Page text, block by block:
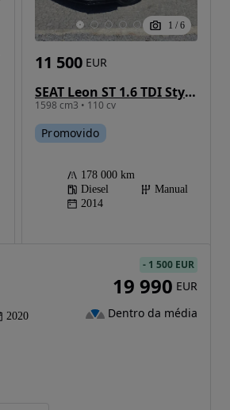
1 / 6
SEAT Leon ST 1.6 TDI Style Ecomotive
1598 cm3 • 110 cv
11 500 EUR
Promovido
178 000 km
Diesel
Manual
2014
2020
- 1 500 EUR
19 990 EUR
Dentro da média